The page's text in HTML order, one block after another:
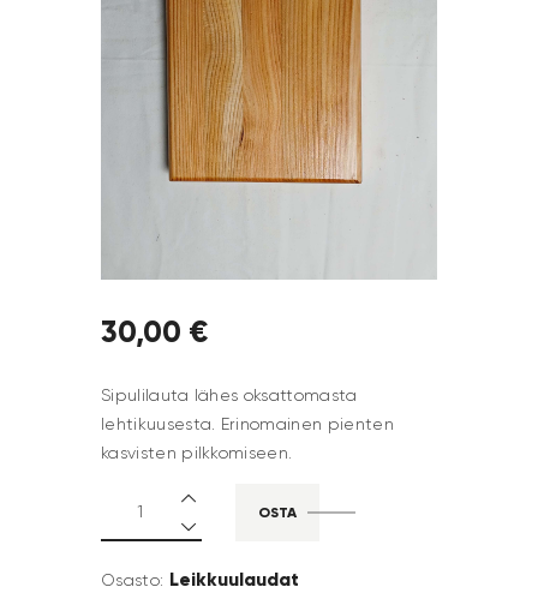
30,00 €
Sipulilauta lähes oksattomasta
lehtikuusesta. Erinomainen pienten
kasvisten pilkkomiseen.
OSTA
Osasto: Leikkuulaudat